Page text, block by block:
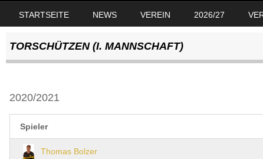
MENU
STARTSEITE NEWS VEREIN 2026/27
TORSCHÜTZEN (I. MANNSCHAFT)
2020/2021
Spieler
Thomas Bolzer